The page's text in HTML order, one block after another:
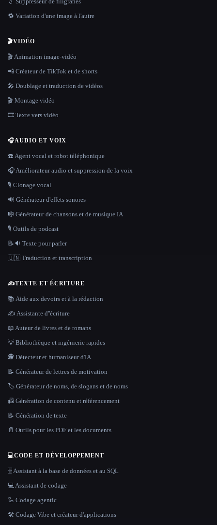
🔁 Variation d'une image à l'autre
🎬VIDÉO
🎬 Animation image-vidéo
📲 Créateur de TikTok et de shorts
🎤 Doublage et traduction de vidéos
🎬 Montage vidéo
🎞️ Texte vers vidéo
🎧AUDIO ET VOIX
☎️ Agent vocal et robot téléphonique
🎧 Améliorateur audio et suppression de la voix
🎙️ Clonage vocal
🔊 Générateur d'effets sonores
🎼 Générateur de chansons et de musique IA
🎙️ Outils de podcast
📝🔉 Texte pour parler
🇺🇳 Traduction et transcription
✍️TEXTE ET ÉCRITURE
📚 Aide aux devoirs et à la rédaction
✍️ Assistante d''écriture
📖 Auteur de livres et de romans
💡 Bibliothèque et ingénierie rapides
🕵️ Détecteur et humaniseur d'IA
📝 Générateur de lettres de motivation
🏷️ Générateur de noms, de slogans et de noms
📠 Génération de contenu et référencement
📝 Génération de texte
📄 Outils pour les PDF et les documents
💻CODE ET DÉVELOPPEMENT
🗄️ Assistant à la base de données et au SQL
💻 Assistant de codage
🦾 Codage agentic
🛠️ Codage Vibe et créateur d'applications